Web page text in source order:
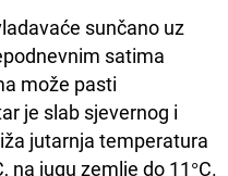
sunčano uz
satima
može pasti
je slab sjevernog i
jutarnja temperatura
na jugu zemlje do 11°C.